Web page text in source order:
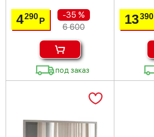
4290Р
-35 %
6 600
под заказ
13390